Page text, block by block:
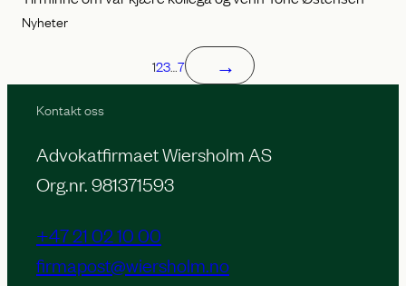
Nyheter
123… 7 →
Kontakt oss
Advokatfirmaet Wiersholm AS
Org.nr. 981371593
+47 21 02 10 00
firmapost@wiersholm.no